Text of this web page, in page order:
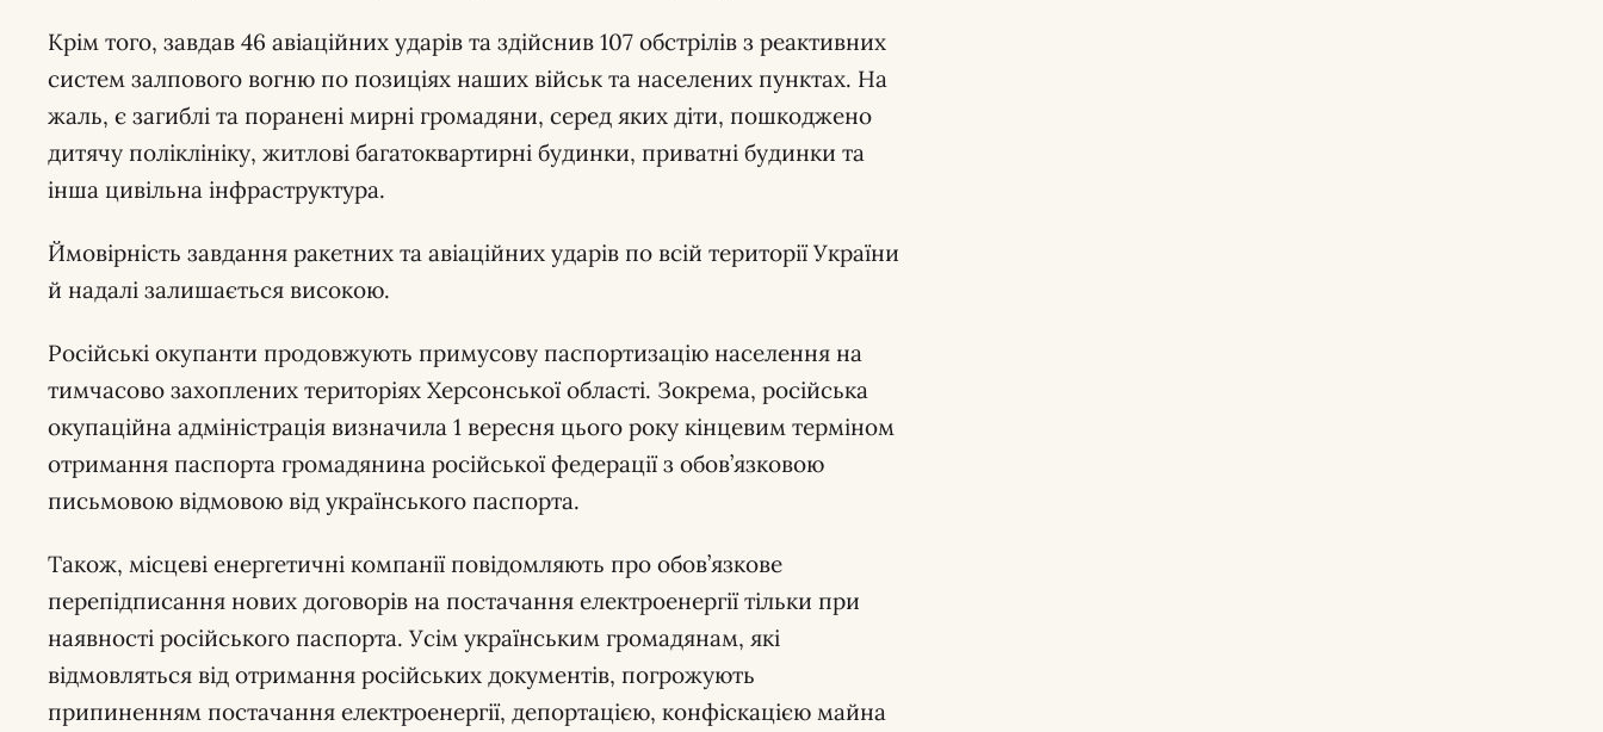
Крім того, завдав 46 авіаційних ударів та здійснив 107 обстрілів з реактивних
систем залпового вогню по позиціях наших військ та населених пунктах. На
жаль, є загиблі та поранені мирні громадяни, серед яких діти, пошкоджено
дитячу поліклініку, житлові багатоквартирні будинки, приватні будинки та
інша цивільна інфраструктура.
Ймовірність завдання ракетних та авіаційних ударів по всій території України
й надалі залишається високою.
Російські окупанти продовжують примусову паспортизацію населення на
тимчасово захоплених територіях Херсонської області. Зокрема, російська
окупаційна адміністрація визначила 1 вересня цього року кінцевим терміном
отримання паспорта громадянина російської федерації з обов’язковою
письмовою відмовою від українського паспорта.
Також, місцеві енергетичні компанії повідомляють про обов’язкове
перепідписання нових договорів на постачання електроенергії тільки при
наявності російського паспорта. Усім українським громадянам, які
відмовляться від отримання російських документів, погрожують
припиненням постачання електроенергії, депортацією, конфіскацією майна